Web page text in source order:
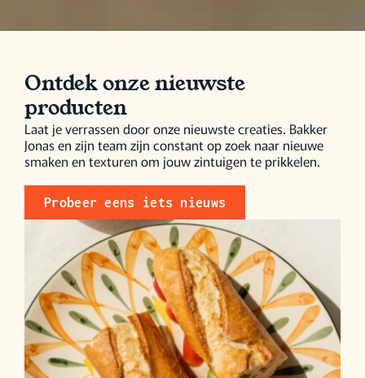
Ontdek onze nieuwste
producten
Laat je verrassen door onze nieuwste creaties. Bakker
Jonas en zijn team zijn constant op zoek naar nieuwe
smaken en texturen om jouw zintuigen te prikkelen.
Probeer eens iets nieuws